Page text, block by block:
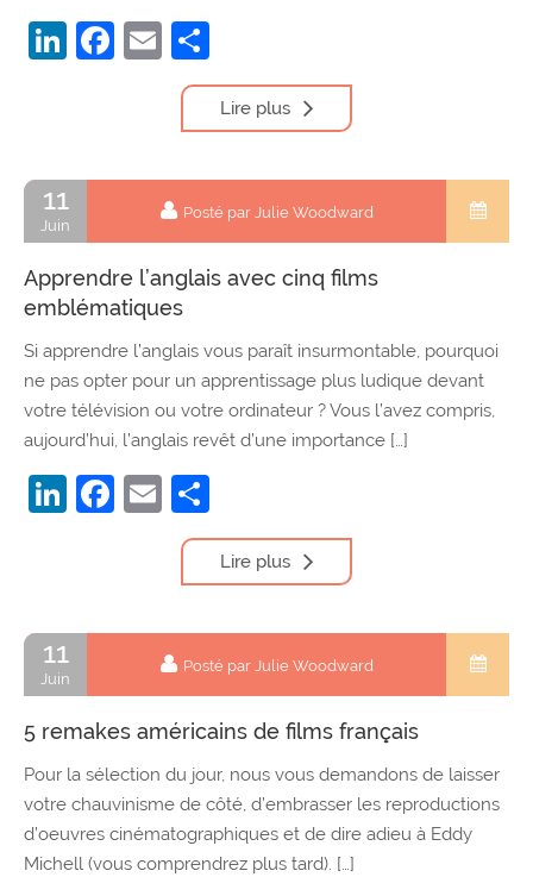
LinkedIn
Facebook
Email
Lire plus
11
Juin
Posté par Julie Woodward
Apprendre l’anglais avec cinq films
emblématiques
Si apprendre l’anglais vous paraît insurmontable, pourquoi
ne pas opter pour un apprentissage plus ludique devant
votre télévision ou votre ordinateur ? Vous l’avez compris,
aujourd’hui, l’anglais revêt d’une importance […]
LinkedIn
Facebook
Email
Lire plus
11
Juin
Posté par Julie Woodward
5 remakes américains de films français
Pour la sélection du jour, nous vous demandons de laisser
votre chauvinisme de côté, d’embrasser les reproductions
d’oeuvres cinématographiques et de dire adieu à Eddy
Michell (vous comprendrez plus tard). […]